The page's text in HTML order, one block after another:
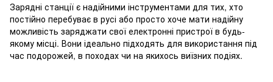
Зарядні станції є надійними інструментами для тих, хто
постійно перебуває в русі або просто хоче мати надійну
можливість заряджати свої електронні пристрої в будь-
якому місці. Вони ідеально підходять для використання під
час подорожей, в походах чи на якихось виїзних подіях.